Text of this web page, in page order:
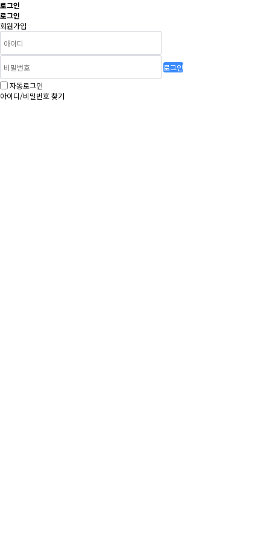
로그인
로그인
회원가입
로그인
자동로그인
아이디/비밀번호 찾기